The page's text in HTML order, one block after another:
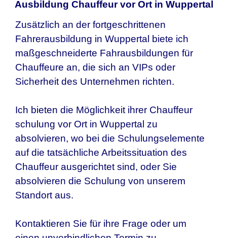
Ausbildung Chauffeur vor Ort in Wuppertal
Zusätzlich an der fortgeschrittenen
Fahrerausbildung in Wuppertal biete ich
maßgeschneiderte Fahrausbildungen für
Chauffeure an, die sich an VIPs oder
Sicherheit des Unternehmen richten.
Ich bieten die Möglichkeit ihrer Chauffeur
schulung vor Ort in Wuppertal zu
absolvieren, wo bei die Schulungselemente
auf die tatsächliche Arbeitssituation des
Chauffeur ausgerichtet sind, oder Sie
absolvieren die Schulung von unserem
Standort aus.
Kontaktieren Sie für ihre Frage oder um